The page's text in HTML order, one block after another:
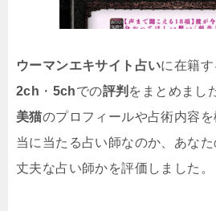
ウーマンエキサイト占いに在籍す
2ch ・ 5chでの評判 をまとめまし
美猫のプロフィールや占術内容を
当に当たる占い師なのか、あな
丈夫な占い師かを評価しました。